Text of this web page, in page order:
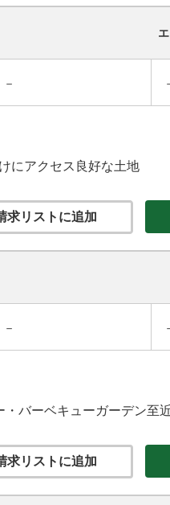
－
にアクセス良好な土地
求リストに追加
－
バーベキューガーデン至
求リストに追加